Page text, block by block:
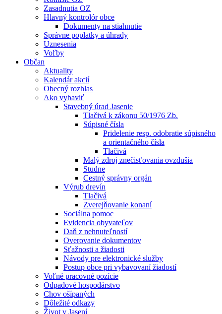
Zasadnutia OZ
Hlavný kontrolór obce
Dokumenty na stiahnutie
Správne poplatky a úhrady
Uznesenia
Voľby
Občan
Aktuality
Kalendár akcií
Obecný rozhlas
Ako vybaviť
Stavebný úrad Jasenie
Tlačivá k zákonu 50/1976 Zb.
Súpisné čísla
Pridelenie resp. odobratie súpisného
a orientačného čísla
Tlačivá
Malý zdroj znečisťovania ovzdušia
Studne
Cestný správny orgán
Výrub drevín
Tlačivá
Zverejňovanie konaní
Sociálna pomoc
Evidencia obyvateľov
Daň z nehnuteľností
Overovanie dokumentov
Sťažnosti a žiadosti
Návody pre elektronické služby
Postup obce pri vybavovaní žiadostí
Voľné pracovné pozície
Odpadové hospodárstvo
Chov ošípaných
Dôležité odkazy
Život v Jasení